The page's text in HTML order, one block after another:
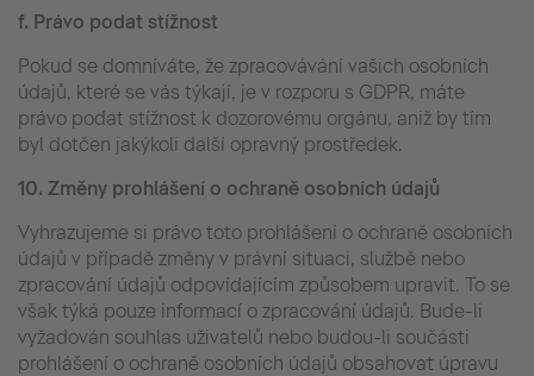
f. Právo podat stížnost
Pokud se domníváte, že zpracovávání vašich osobních
údajů, které se vás týkají, je v rozporu s GDPR, máte
právo podat stížnost k dozorovému orgánu, aniž by tím
byl dotčen jakýkoli další opravný prostředek.
10. Změny prohlášení o ochraně osobních údajů
Vyhrazujeme si právo toto prohlášení o ochraně osobních
údajů v případě změny v právní situaci, službě nebo
zpracování údajů odpovídajícím způsobem upravit. To se
však týká pouze informací o zpracování údajů. Bude-li
vyžadován souhlas uživatelů nebo budou-li součásti
prohlášení o ochraně osobních údajů obsahovat úpravu